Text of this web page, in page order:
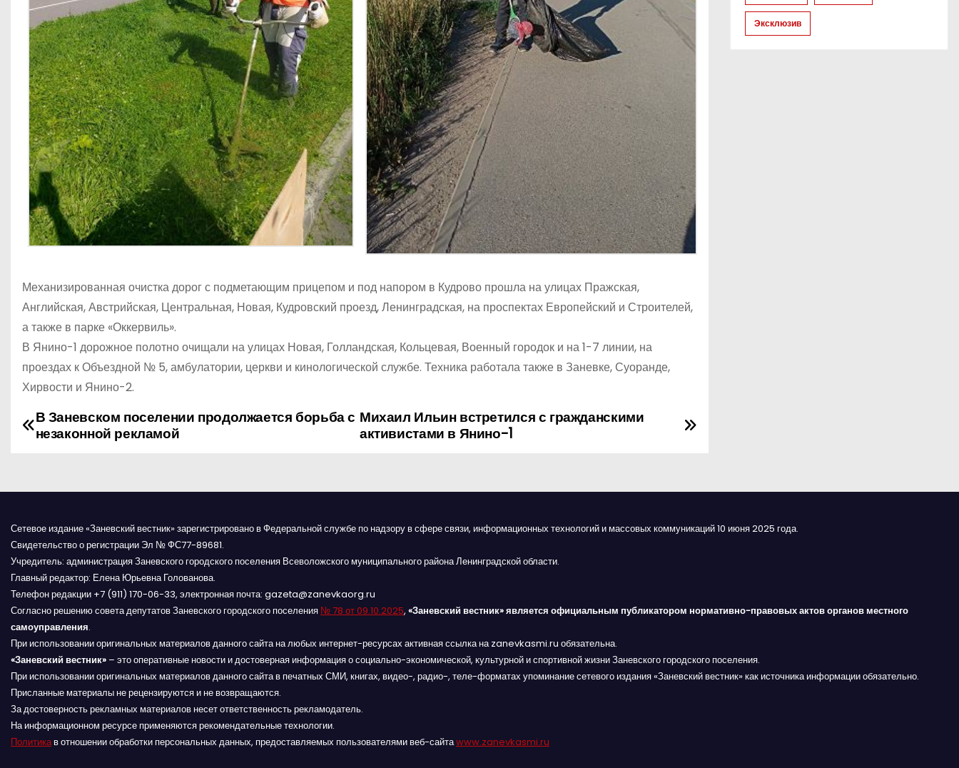
Механизированная очистка дорог с подметающим прицепом и под напором в Кудрово прошла на улицах Пражская,
Английская, Австрийская, Центральная, Новая, Кудровский проезд, Ленинградская, на проспектах Европейский и Строителей,
а также в парке «Оккервиль».
В Янино-1 дорожное полотно очищали на улицах Новая, Голландская, Кольцевая, Военный городок и на 1-7 линии, на
проездах к Объездной № 5, амбулатории, церкви и кинологической службе. Техника работала также в Заневке, Суоранде,
Хирвости и Янино-2.
Н
г
а
ц
и
я
п
о
з
Михаил Ильин встретился с гражданскими
активистами в Янино-1
В Заневском поселении продолжается борьба с
незаконной рекламой
Эксклюзив
Сетевое издание «Заневский вестник» зарегистрировано в Федеральной службе по надзору в сфере связи, информационных технологий и массовых коммуникаций 10 июня 2025 года.
Свидетельство о регистрации Эл № ФС77-89681.
Учредитель: администрация Заневского городского поселения Всеволожского муниципального района Ленинградской области.
Главный редактор: Елена Юрьевна Голованова.
Телефон редакции +7 (911) 170-06-33, электронная почта: gazeta@zanevkaorg.ru
Согласно решению совета депутатов Заневского городского поселения № 78 от 09.10.2025, «Заневский вестник» является официальным публикатором нормативно-правовых актов органов местного
самоуправления.
При использовании оригинальных материалов данного сайта на любых интернет-ресурсах активная ссылка на zanevkasmi.ru обязательна.
«Заневский вестник» – это оперативные новости и достоверная информация о социально-экономической, культурной и спортивной жизни Заневского городского поселения.
При использовании оригинальных материалов данного сайта в печатных СМИ, книгах, видео-, радио-, теле-форматах упоминание сетевого издания «Заневский вестник» как источника информации обязательно.
Присланные материалы не рецензируются и не возвращаются.
За достоверность рекламных материалов несет ответственность рекламодатель.
На информационном ресурсе применяются рекомендательные технологии.
Политикав отношении обработки персональных данных, предоставляемых пользователями веб-сайтаwww.zanevkasmi.ru